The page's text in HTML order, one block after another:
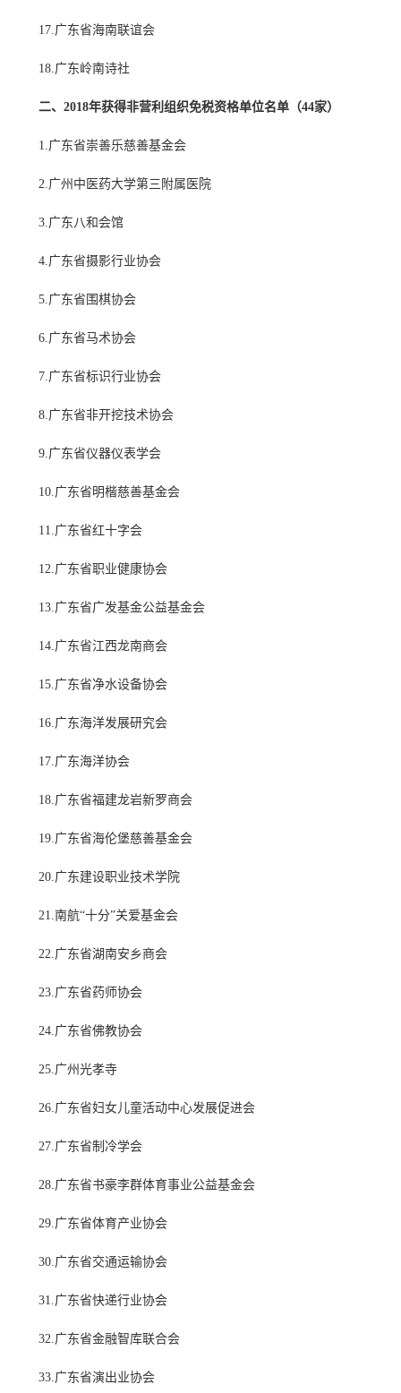
17.广东省海南联谊会
18.广东岭南诗社
二、2018年获得非营利组织免税资格单位名单（44家）
1.广东省崇善乐慈善基金会
2.广州中医药大学第三附属医院
3.广东八和会馆
4.广东省摄影行业协会
5.广东省围棋协会
6.广东省马术协会
7.广东省标识行业协会
8.广东省非开挖技术协会
9.广东省仪器仪表学会
10.广东省明楷慈善基金会
11.广东省红十字会
12.广东省职业健康协会
13.广东省广发基金公益基金会
14.广东省江西龙南商会
15.广东省净水设备协会
16.广东海洋发展研究会
17.广东海洋协会
18.广东省福建龙岩新罗商会
19.广东省海伦堡慈善基金会
20.广东建设职业技术学院
21.南航“十分”关爱基金会
22.广东省湖南安乡商会
23.广东省药师协会
24.广东省佛教协会
25.广州光孝寺
26.广东省妇女儿童活动中心发展促进会
27.广东省制冷学会
28.广东省书豪李群体育事业公益基金会
29.广东省体育产业协会
30.广东省交通运输协会
31.广东省快递行业协会
32.广东省金融智库联合会
33.广东省演出业协会